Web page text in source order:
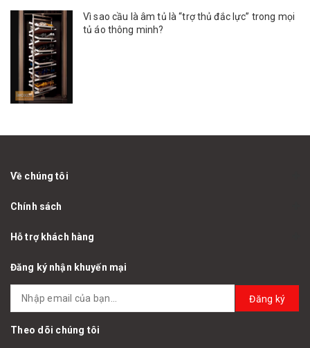
Vì sao cầu là âm tủ là “trợ thủ đắc lực” trong mọi
tủ áo thông minh?
Về chúng tôi
Chính sách
Hỗ trợ khách hàng
Đăng ký nhận khuyến mại
Đăng ký
Theo dõi chúng tôi